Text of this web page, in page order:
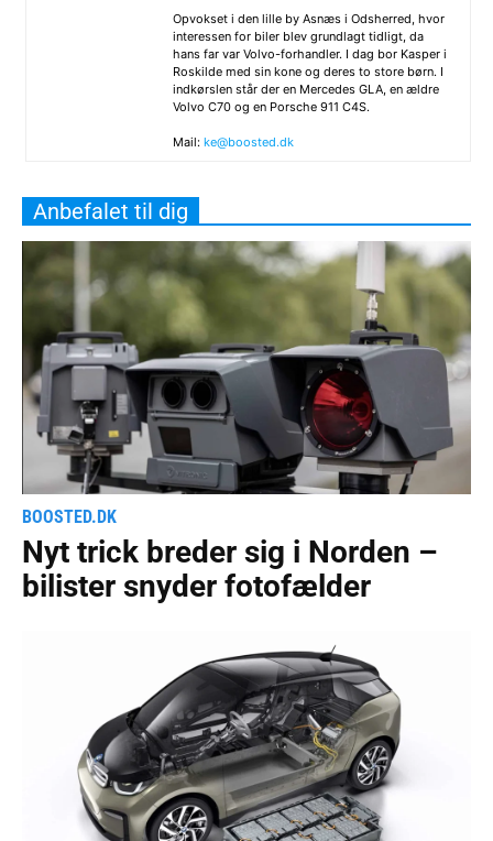
Opvokset i den lille by Asnæs i Odsherred, hvor
interessen for biler blev grundlagt tidligt, da
hans far var Volvo-forhandler. I dag bor Kasper i
Roskilde med sin kone og deres to store børn. I
indkørslen står der en Mercedes GLA, en ældre
Volvo C70 og en Porsche 911 C4S.
Mail: ke@boosted.dk